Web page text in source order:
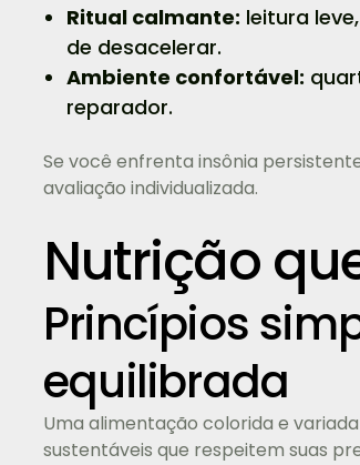
Ritual calmante: leitura
de desacelerar.
Ambiente confortável:
reparador.
Se você enfrenta insônia
avaliação individualizada.
Nutrição
Princípios
equilibrada
Uma alimentação colorida e
sustentáveis que respeitem suas